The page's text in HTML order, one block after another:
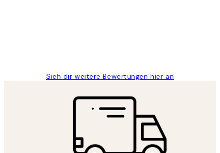
Sieh dir weitere Bewertungen hier an